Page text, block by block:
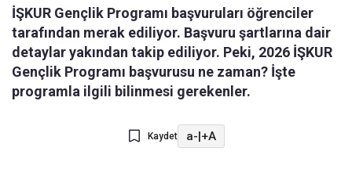
İŞKUR Gençlik Programı başvuruları öğrenciler
tarafından merak ediliyor. Başvuru şartlarına dair
detaylar yakından takip ediliyor. Peki, 2026 İŞKUR
Gençlik Programı başvurusu ne zaman? İşte
programla ilgili bilinmesi gerekenler.
Kaydet a-|+A